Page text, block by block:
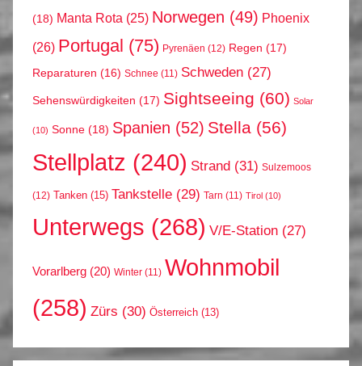
(18) Manta Rota (25) Norwegen (49) Phoenix
(26) Portugal (75) Pyrenäen (12) Regen (17)
Reparaturen (16) Schnee (11) Schweden (27)
Sehenswürdigkeiten (17) Sightseeing (60) Solar
(10) Sonne (18) Spanien (52) Stella (56)
Stellplatz (240) Strand (31) Sulzemoos
(12) Tanken (15) Tankstelle (29) Tarn (11) Tirol (10)
Unterwegs (268) V/E-Station (27)
Vorarlberg (20) Winter (11) Wohnmobil
(258) Zürs (30) Österreich (13)